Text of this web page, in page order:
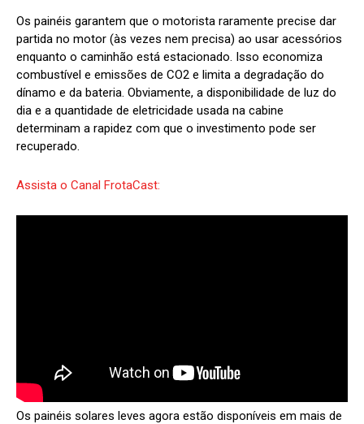
Os painéis garantem que o motorista raramente precise dar
partida no motor (às vezes nem precisa) ao usar acessórios
enquanto o caminhão está estacionado. Isso economiza
combustível e emissões de CO2 e limita a degradação do
dínamo e da bateria. Obviamente, a disponibilidade de luz do
dia e a quantidade de eletricidade usada na cabine
determinam a rapidez com que o investimento pode ser
recuperado.
Assista o Canal FrotaCast:
Os painéis solares leves agora estão disponíveis em mais de